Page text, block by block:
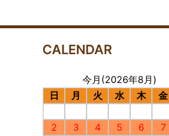
CALENDAR
今月(2026年8月)
日
月 火 水 木 金
2
3 4 5 6 7